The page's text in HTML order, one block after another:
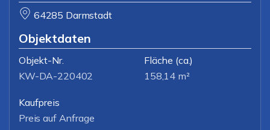
64285 Darmstadt
Objektdaten
Objekt-Nr.
KW-DA-220402
Fläche (ca.)
158,14 m²
Kaufpreis
Preis auf Anfrage